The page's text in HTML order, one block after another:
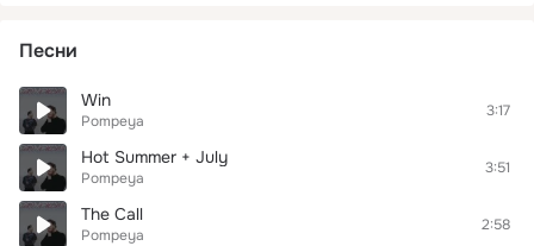
Песни
Win
Pompeya
3:17
Hot Summer + July
Pompeya
3:51
The Call
Pompeya
2:58